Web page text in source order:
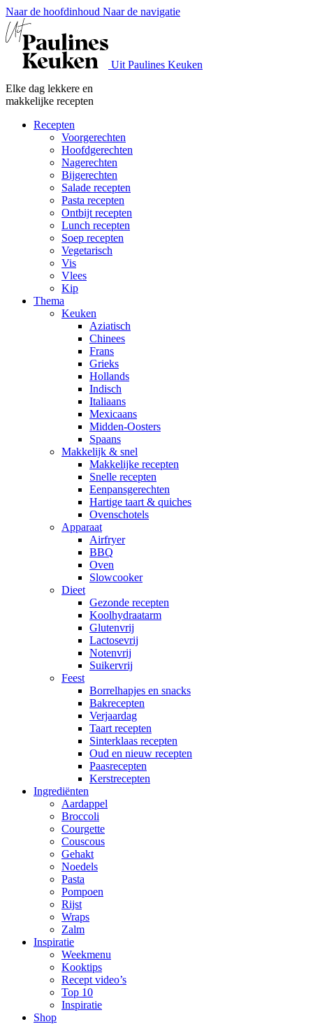
Naar de hoofdinhoud Naar de navigatie
Uit Paulines Keuken
Elke dag lekkere en
makkelijke recepten
Recepten
Voorgerechten
Hoofdgerechten
Nagerechten
Bijgerechten
Salade recepten
Pasta recepten
Ontbijt recepten
Lunch recepten
Soep recepten
Vegetarisch
Vis
Vlees
Kip
Thema
Keuken
Aziatisch
Chinees
Frans
Grieks
Hollands
Indisch
Italiaans
Mexicaans
Midden-Oosters
Spaans
Makkelijk & snel
Makkelijke recepten
Snelle recepten
Eenpansgerechten
Hartige taart & quiches
Ovenschotels
Apparaat
Airfryer
BBQ
Oven
Slowcooker
Dieet
Gezonde recepten
Koolhydraatarm
Glutenvrij
Lactosevrij
Notenvrij
Suikervrij
Feest
Borrelhapjes en snacks
Bakrecepten
Verjaardag
Taart recepten
Sinterklaas recepten
Oud en nieuw recepten
Paasrecepten
Kerstrecepten
Ingrediënten
Aardappel
Broccoli
Courgette
Couscous
Gehakt
Noedels
Pasta
Pompoen
Rijst
Wraps
Zalm
Inspiratie
Weekmenu
Kooktips
Recept video’s
Top 10
Inspiratie
Shop